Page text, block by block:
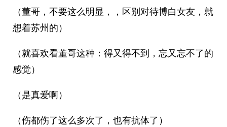
（董哥，不要这么明显，，区别对待博白女友，就
想着苏州的）
（就喜欢看董哥这种：得又得不到，忘又忘不了的
感觉）
（是真爱啊）
（伤都伤了这么多次了，也有抗体了）